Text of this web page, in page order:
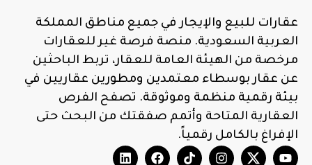
عقارات للبيع والإيجار في جميع مناطق المملكة
العربية السعودية. منصة فرصة غير للعقارات
مرخصة من الهيئة العامة للعقار، تربط الباحثين
عن عقار بوسطاء معتمدين ومطورين عقاريين في
بيئة رقمية منظمة وموثوقة. تصفح الفرص
العقارية المتاحة وأتمم صفقتك من البحث حتى
الإفراغ بالكامل رقمياً.